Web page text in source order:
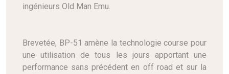
ingénieurs Old Man Emu.
Brevetée, BP-51 amène la technologie course pour
une utilisation de tous les jours apportant une
performance sans précédent en off road et sur la